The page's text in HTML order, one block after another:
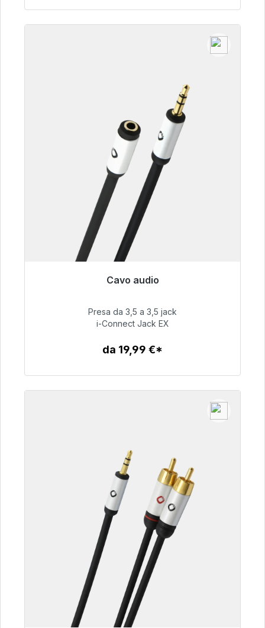
Cavo audio
Pronto per la spedizione immediata, tempo di
51,99 €
Presa da 3,5 a 3,5 jack
i-Connect Jack EX
da 19,99 €*